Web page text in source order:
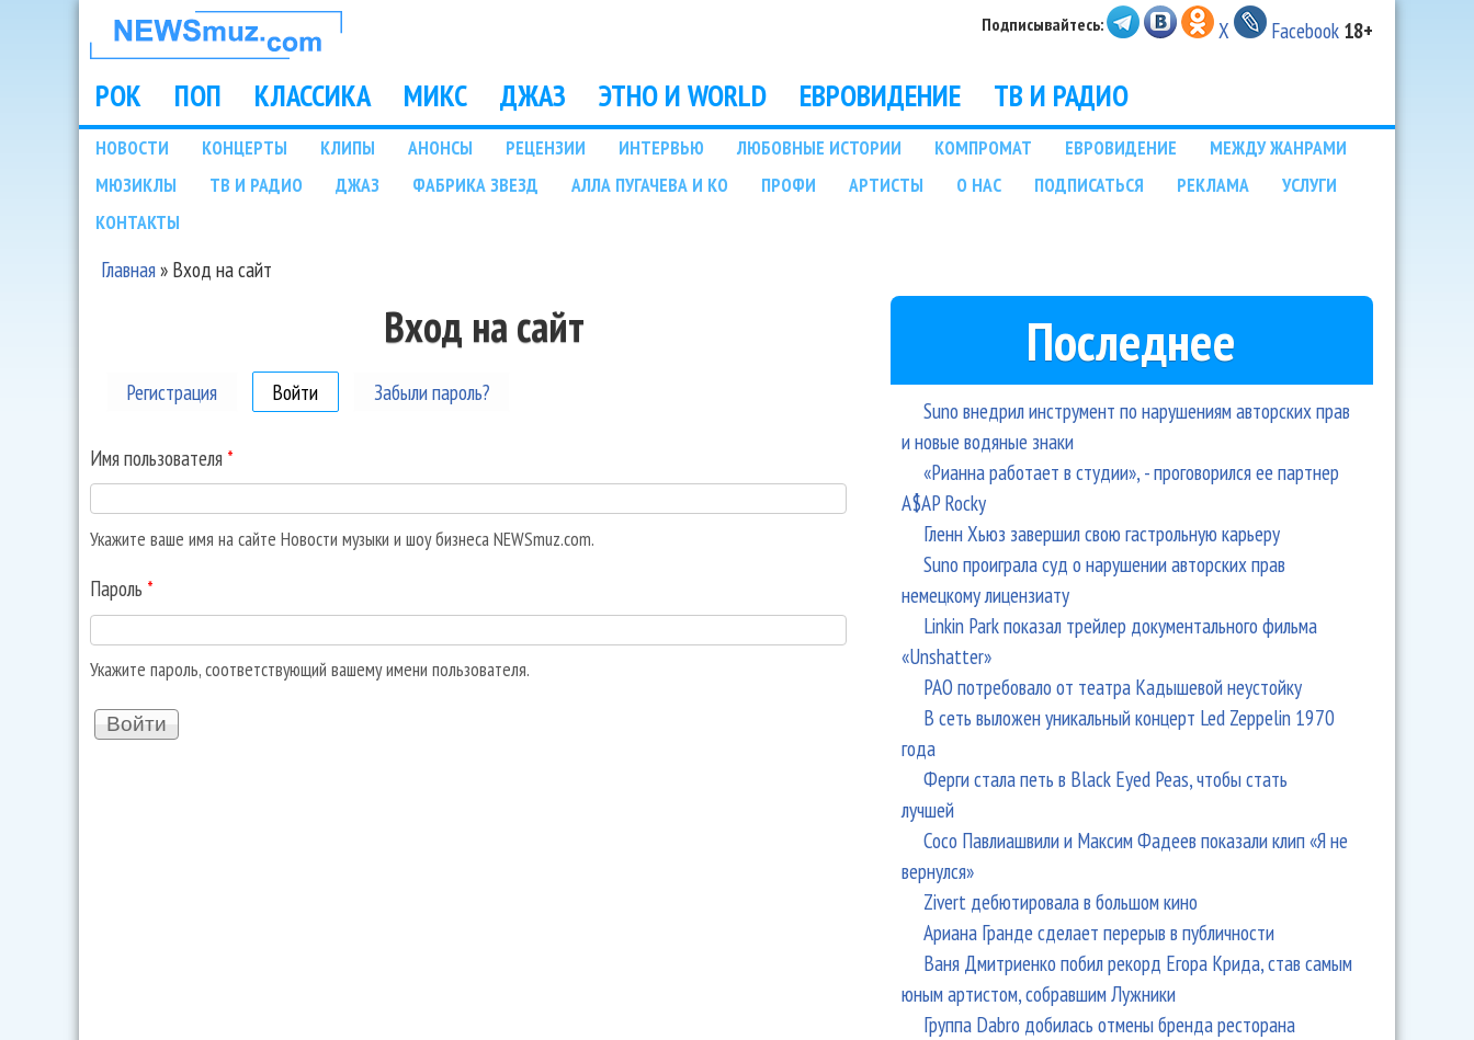
НОВОСТИ
МУЗЫКИ И
ШОУ БИЗНЕСА
NEWSMUZ.COM
Подписывайтесь: X Facebook 18+
Main menu
РОК ПОП КЛАССИКА МИКС ДЖАЗ ЭТНО И WORLD ЕВРОВИДЕНИЕ ТВ И РАДИО
Подразделы
НОВОСТИ КОНЦЕРТЫ КЛИПЫ АНОНСЫ РЕЦЕНЗИИ ИНТЕРВЬЮ ЛЮБОВНЫЕ ИСТОРИИ КОМПРОМАТ ЕВРОВИДЕНИЕ
МЕЖДУ ЖАНРАМИ
МЮЗИКЛЫ
ТВ И РАДИО ДЖАЗ ФАБРИКА ЗВЕЗД АЛЛА ПУГАЧЕВА И КО ПРОФИ АРТИСТЫ О НАС ПОДПИСАТЬСЯ РЕКЛАМА
УСЛУГИ
КОНТАКТЫ
Вы здесь
Главная» Вход на сайт
Вход на сайт
Регистрация Войти (активная вкладка)
Забыли пароль?
Имя пользователя *
Укажите ваше имя на сайте Новости музыки и шоу бизнеса NEWSmuz.com.
Пароль *
Укажите пароль, соответствующий вашему имени пользователя.
Последнее
Suno внедрил инструмент по нарушениям авторских прав
и новые водяные знаки
«Рианна работает в студии», - проговорился ее партнер
A$AP Rocky
Гленн Хьюз завершил свою гастрольную карьеру
Suno проиграла суд о нарушении авторских прав
немецкому лицензиату
Linkin Park показал трейлер документального фильма
«Unshatter»
РАО потребовало от театра Кадышевой неустойку
В сеть выложен уникальный концерт Led Zeppelin 1970
года
Ферги стала петь в Black Eyed Peas, чтобы стать
лучшей
Сосо Павлиашвили и Максим Фадеев показали клип «Я не
вернулся»
Zivert дебютировала в большом кино
Ариана Гранде сделает перерыв в публичности
Ваня Дмитриенко побил рекорд Егора Крида, став самым
юным артистом, собравшим Лужники
Группа Dabro добилась отмены бренда ресторана